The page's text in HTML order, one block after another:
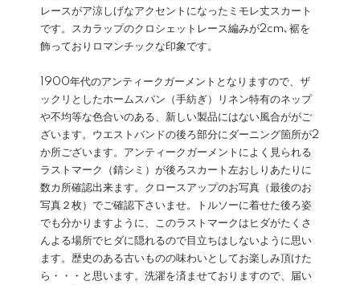
レースがア涼しげなアクセントになったミモレ丈スカート
です。スカラップのクロシェットレース編みが2cm､裾を
飾っておりロマンチックな印象です。
1900年代のアンティークガーメントとなりますので、ザ
ックリとしたホームスパン（手紡ぎ）リネン特有のネップ
や不均等な色合いのある、新しい製品にはない風合ががご
ざいます。ウエストバンドの後ろ部分にダーニング箇所が2
か所ございます。アンティークガーメントによく見られる
ラストマーク（錆シミ）が後ろスカート左おしりあたりに
数カ所確認出来ます。クロースアップのお写真（最後のお
写真２枚）でご確認下さいませ。トルソーに着せた後ろ姿
でも分かりますように、このラストマークはヒダがたくさ
んよる場所でヒダに隠れるので目立ちはしないように思い
ます。歴史のある古いものの味わいとしてお楽しみ頂けた
ら・・・と思います。洗濯を済ませておりますので、届い